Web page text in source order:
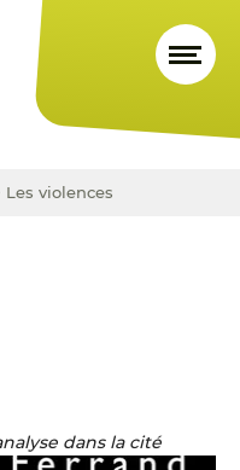
Les violences
dans la cité